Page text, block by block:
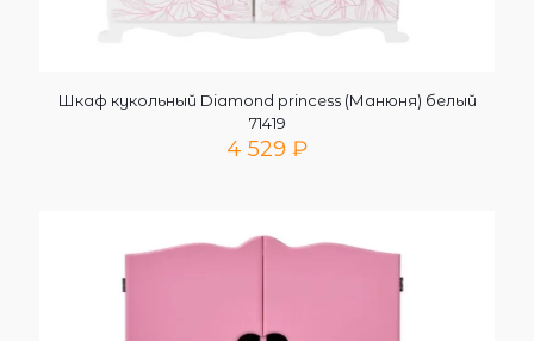
Шкаф кукольный Diamond princess (Манюня) белый
71419
4 529 ₽